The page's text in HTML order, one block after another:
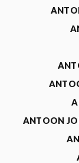
ANTOON